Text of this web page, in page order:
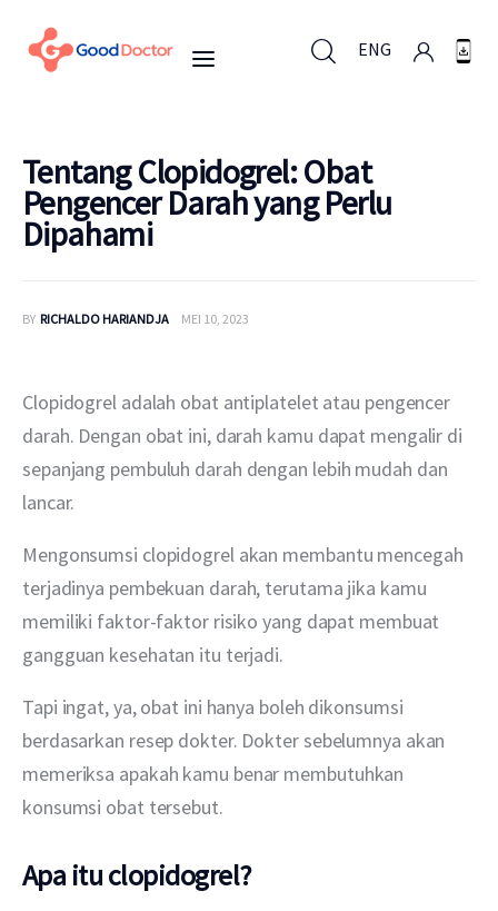
ENG
Untuk Bisnis
Berita
Layanan
Tentang Clopidogrel: Obat
Pengencer Darah yang Perlu
Dipahami
BY RICHALDO HARIANDJA MEI 10, 2023
Clopidogrel adalah obat antiplatelet atau pengencer
darah. Dengan obat ini, darah kamu dapat mengalir di
sepanjang pembuluh darah dengan lebih mudah dan
lancar.
Mengonsumsi clopidogrel akan membantu mencegah
terjadinya pembekuan darah, terutama jika kamu
memiliki faktor-faktor risiko yang dapat membuat
gangguan kesehatan itu terjadi.
Tapi ingat, ya, obat ini hanya boleh dikonsumsi
berdasarkan resep dokter. Dokter sebelumnya akan
memeriksa apakah kamu benar membutuhkan
konsumsi obat tersebut.
Apa itu clopidogrel?